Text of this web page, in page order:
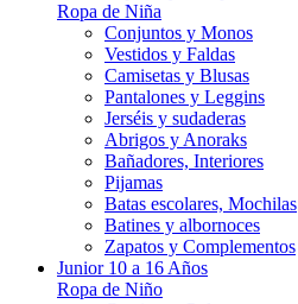
Ropa de Niña
Conjuntos y Monos
Vestidos y Faldas
Camisetas y Blusas
Pantalones y Leggins
Jerséis y sudaderas
Abrigos y Anoraks
Bañadores, Interiores
Pijamas
Batas escolares, Mochilas
Batines y albornoces
Zapatos y Complementos
Junior 10 a 16 Años
Ropa de Niño